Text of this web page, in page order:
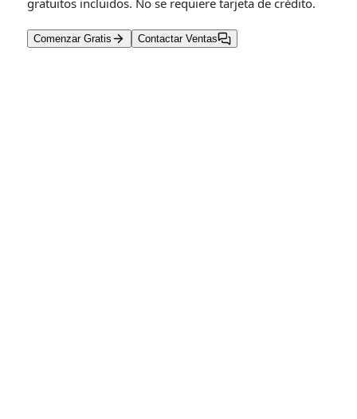
Comenzar Gratis Contactar Ventas